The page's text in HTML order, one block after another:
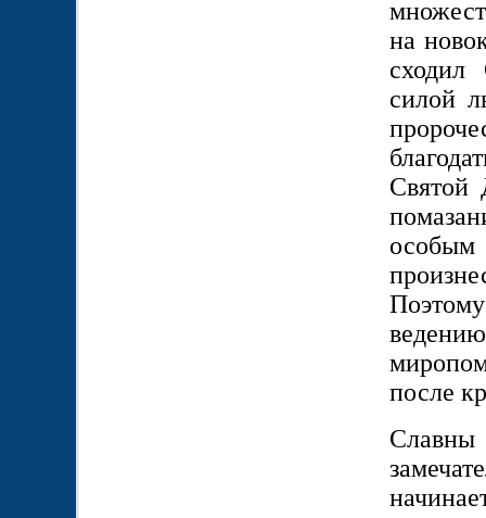
на
силой
Святой
после
Славны